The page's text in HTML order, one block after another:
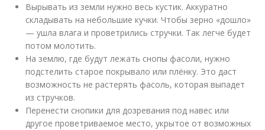
Вырывать из земли нужно весь кустик. Аккуратно
складывать на небольшие кучки. Чтобы зерно «дошло»
— ушла влага и проветрились стручки. Так легче будет
потом молотить.
На землю, где будут лежать снопы фасоли, нужно
подстелить старое покрывало или плёнку. Это даст
возможность не растерять фасоль, которая выпадет
из стручков.
Перенести снопики для дозревания под навес или
другое проветриваемое место, укрытое от возможных